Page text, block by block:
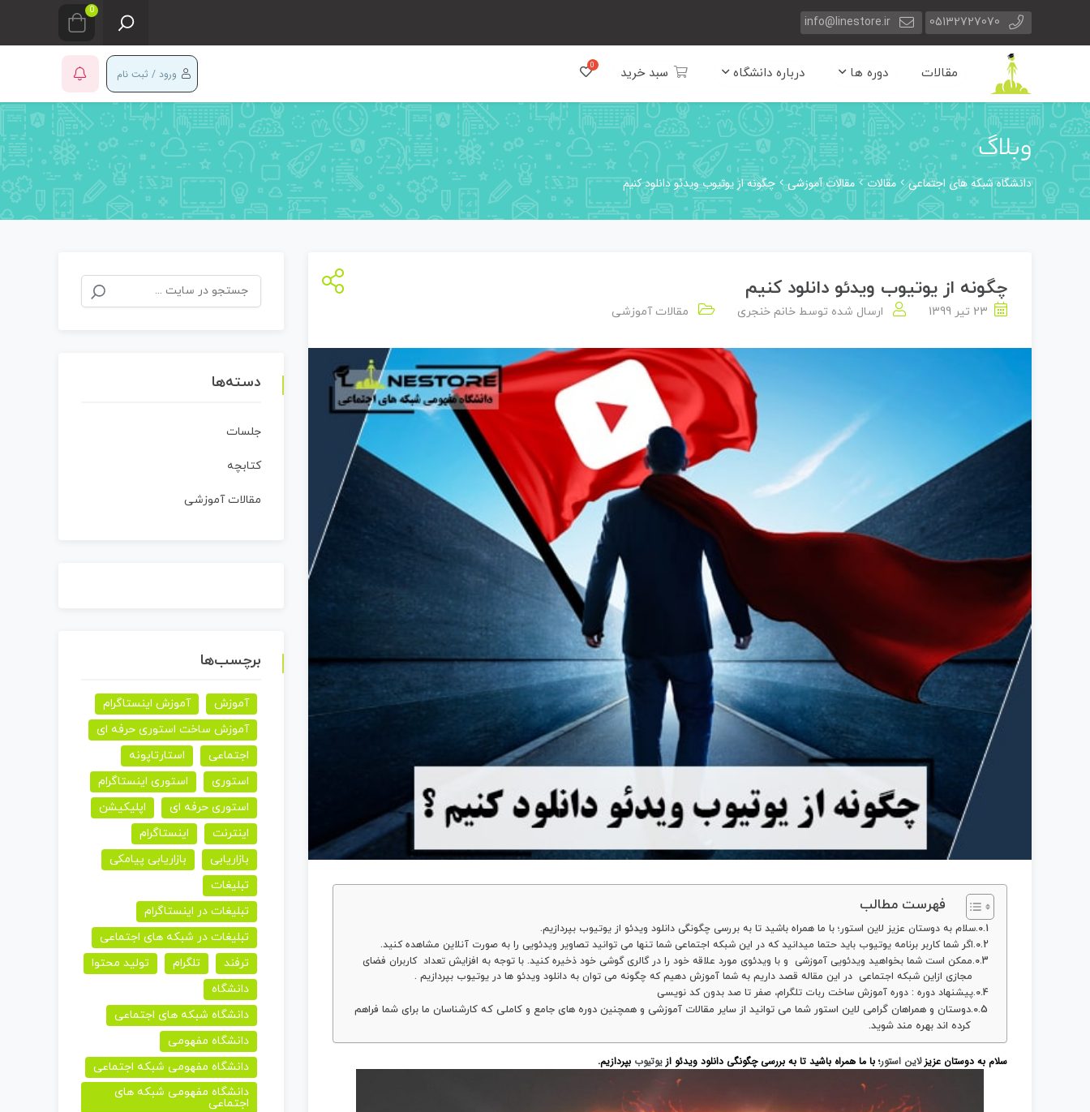
05132727070
info@linestore.ir
0
مقالات دوره ها درباره دانشگاه سبد خرید ورود / ثبت نام
وبلاگ
دانشگاه شبکه های اجتماعی مقالات مقالات آموزشی چگونه از یوتیوب ویدئو دانلود کنیم
چگونه از یوتیوب ویدئو دانلود کنیم
23 تیر 1399 ارسال شده توسط خانم خنجری مقالات آموزشی
فهرست مطالب
سلام به دوستان عزیز لاین استور؛ با ما همراه باشید تا به بررسی چگونگی دانلود ویدئو از یوتیوب بپردازیم.
اگر شما کاربر برنامه یوتیوب باید حتما میدانید که در این شبکه اجتماعی شما تنها می توانید تصاویر ویدئویی را به صورت آنلاین مشاهده کنید.
ممکن است شما بخواهید ویدئویی آموزشی و با ویدئوی مورد علاقه خود را در گالری گوشی خود ذخیره کنید. با توجه به افزایش تعداد کاربران فضای
مجازی ازاین شبکه اجتماعی در این مقاله قصد داریم به شما آموزش دهیم که چگونه می توان به دانلود ویدئو ها در یوتیوب بپردازیم .
پیشنهاد دوره : دوره آموزش ساخت ربات تلگرام، صفر تا صد بدون کد نویسی
دوستان و همراهان گرامی لاین استور شما می توانید از سایر مقالات آموزشی و همچنین دوره های جامع و کاملی که کارشناسان ما برای شما فراهم
کرده اند بهره مند شوید.
سلام به دوستان عزیزلاین استور؛ با ما همراه باشید تا به بررسی چگونگی دانلود ویدئو از یوتیوب بپردازیم.
جستجو
برای:
دسته‌ها
جلسات
کتابچه
مقالات آموزشی
برچسب‌ها
آموزش
آموزش اینستاگرام
آموزش ساخت استوری حرفه ای
اجتماعی
استارتاپونه
استوری
استوری اینستاگرام
استوری حرفه ای
اپلیکیشن
اینترنت
اینستاگرام
بازاریابی
بازاریابی پیامکی
تبلیغات
تبلیغات در اینستاگرام
تبلیغات در شبکه های اجتماعی
ترفند
تلگرام
تولید محتوا
دانشگاه
دانشگاه شبکه های اجتماعی
دانشگاه مفهومی
دانشگاه مفهومی شبکه اجتماعی
دانشگاه مفهومی شبکه های
اجتماعی